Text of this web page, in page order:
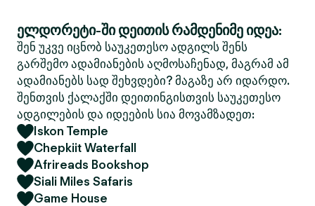
ელდორეტი-ში დეითის რამდენიმე იდეა:
შენ უკვე იცნობ საუკეთესო ადგილს შენს
გარშემო ადამიანების აღმოსაჩენად, მაგრამ ამ
ადამიანებს სად შეხვდები? მაგაზე არ იდარდო.
შენთვის ქალაქში დეითინგისთვის საუკეთესო
ადგილების და იდეების სია მოვამზადეთ:
Iskon Temple
Chepkiit Waterfall
Afrireads Bookshop
Siali Miles Safaris
Game House